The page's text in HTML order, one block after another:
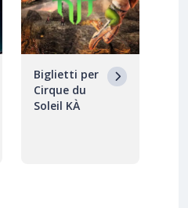
Biglietti per
Cirque du
Soleil KÀ